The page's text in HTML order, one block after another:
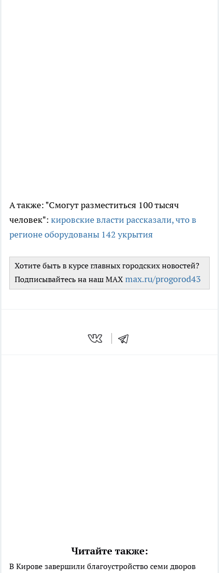
А также: "Смогут разместиться 100 тысяч
человек": кировские власти рассказали, что в
регионе оборудованы 142 укрытия
Хотите быть в курсе главных городских новостей?
Подписывайтесь на наш MAX max.ru/progorod43
Читайте также:
В Кирове завершили благоустройство семи дворов